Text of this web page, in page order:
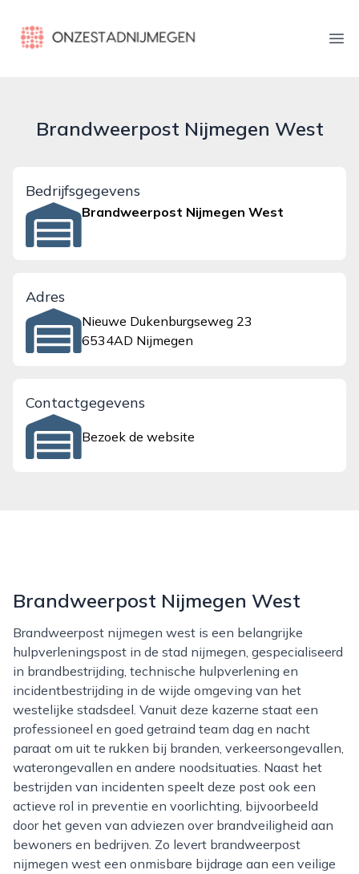
onzestadnijmegen.nl
Brandweerpost Nijmegen West
Bedrijfsgegevens
Brandweerpost Nijmegen West
Adres
Nieuwe Dukenburgseweg 23
6534AD Nijmegen
Contactgegevens
Bezoek de website
Brandweerpost Nijmegen West
Brandweerpost nijmegen west is een belangrijke
hulpverleningspost in de stad nijmegen, gespecialiseerd
in brandbestrijding, technische hulpverlening en
incidentbestrijding in de wijde omgeving van het
westelijke stadsdeel. Vanuit deze kazerne staat een
professioneel en goed getraind team dag en nacht
paraat om uit te rukken bij branden, verkeersongevallen,
waterongevallen en andere noodsituaties. Naast het
bestrijden van incidenten speelt deze post ook een
actieve rol in preventie en voorlichting, bijvoorbeeld
door het geven van adviezen over brandveiligheid aan
bewoners en bedrijven. Zo levert brandweerpost
nijmegen west een onmisbare bijdrage aan een veilige